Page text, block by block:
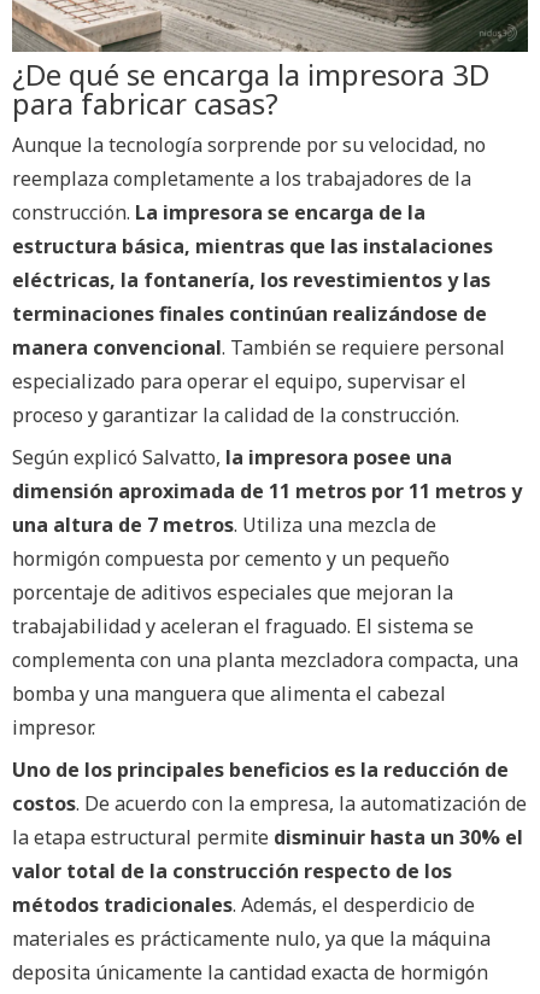
¿De qué se encarga la impresora 3D
para fabricar casas?
Aunque la tecnología sorprende por su velocidad, no
reemplaza completamente a los trabajadores de la
construcción. La impresora se encarga de la
estructura básica, mientras que las instalaciones
eléctricas, la fontanería, los revestimientos y las
terminaciones finales continúan realizándose de
manera convencional. También se requiere personal
especializado para operar el equipo, supervisar el
proceso y garantizar la calidad de la construcción.
Según explicó Salvatto, la impresora posee una
dimensión aproximada de 11 metros por 11 metros y
una altura de 7 metros. Utiliza una mezcla de
hormigón compuesta por cemento y un pequeño
porcentaje de aditivos especiales que mejoran la
trabajabilidad y aceleran el fraguado. El sistema se
complementa con una planta mezcladora compacta, una
bomba y una manguera que alimenta el cabezal
impresor.
Uno de los principales beneficios es la reducción de
costos. De acuerdo con la empresa, la automatización de
la etapa estructural permite disminuir hasta un 30% el
valor total de la construcción respecto de los
métodos tradicionales. Además, el desperdicio de
materiales es prácticamente nulo, ya que la máquina
deposita únicamente la cantidad exacta de hormigón